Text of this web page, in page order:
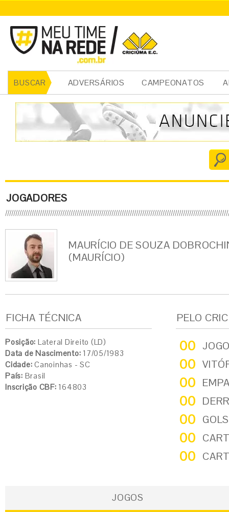
BUSCAR ADVERSÁRIOS CAMPEONATOS
JOGADORES
MAURÍCIO DE SOUZA
(MAURÍCIO)
FICHA TÉCNICA
Posição: Lateral Direito (LD)
Data de Nascimento: 17/05/1983
Cidade: Canoinhas - SC
País: Brasil
Inscrição CBF: 164803
PELO
00
00
00
00
00
00
00
JOGOS